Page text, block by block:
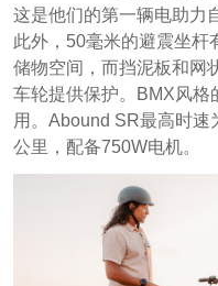
这是他们的第一辆电助力
此外，50毫米的避震坐杆
储物空间，而挡泥板和网
车轮提供保护。BMX风格
用。 Abound SR最高时速
公里，配备750W电机。